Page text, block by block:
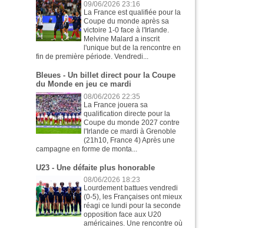
09/06/2026 23:16
La France est qualifiée pour la
Coupe du monde après sa
victoire 1-0 face à l'Irlande.
Melvine Malard a inscrit
l'unique but de la rencontre en
fin de première période. Vendredi...
Bleues - Un billet direct pour la Coupe
du Monde en jeu ce mardi
08/06/2026 22:35
La France jouera sa
qualification directe pour la
Coupe du monde 2027 contre
l'Irlande ce mardi à Grenoble
(21h10, France 4) Après une
campagne en forme de monta...
U23 - Une défaite plus honorable
08/06/2026 18:23
Lourdement battues vendredi
(0-5), les Françaises ont mieux
réagi ce lundi pour la seconde
opposition face aux U20
américaines. Une rencontre où